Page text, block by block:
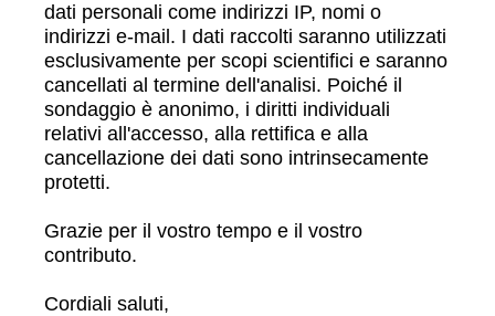
dati personali come indirizzi IP, nomi o
indirizzi e-mail. I dati raccolti saranno utilizzati
esclusivamente per scopi scientifici e saranno
cancellati al termine dell'analisi. Poiché il
sondaggio è anonimo, i diritti individuali
relativi all'accesso, alla rettifica e alla
cancellazione dei dati sono intrinsecamente
protetti.
Grazie per il vostro tempo e il vostro
contributo.
Cordiali saluti,